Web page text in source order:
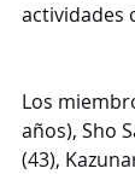
actividades
Los
años), Sho
(43),